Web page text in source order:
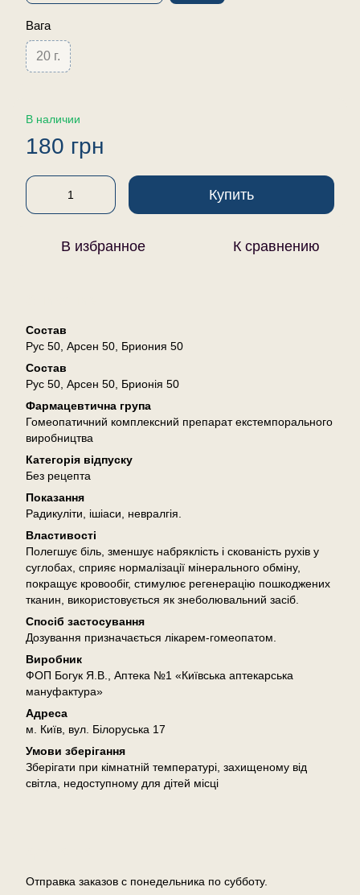
Вага
20 г.
В наличии
180 грн
Купить
В избранное К сравнению
Состав
Рус 50, Арсен 50, Бриония 50
Состав
Рус 50, Арсен 50, Брионія 50
Фармацевтична група
Гомеопатичний комплексний препарат екстемпорального
виробництва
Категорія відпуску
Без рецепта
Показання
Радикуліти, ішіаси, невралгія.
Властивості
Полегшує біль, зменшує набряклість і скованість рухів у
суглобах, сприяє нормалізації мінерального обміну,
покращує кровообіг, стимулює регенерацію пошкоджених
тканин, використовується як знеболювальний засіб.
Спосіб застосування
Дозування призначається лікарем-гомеопатом.
Виробник
ФОП Богук Я.В., Аптека №1 «Київська аптекарська
мануфактура»
Адреса
м. Київ, вул. Білоруська 17
Умови зберігання
Зберігати при кімнатній температурі, захищеному від
світла, недоступному для дітей місці
Отправка заказов с понедельника по субботу.